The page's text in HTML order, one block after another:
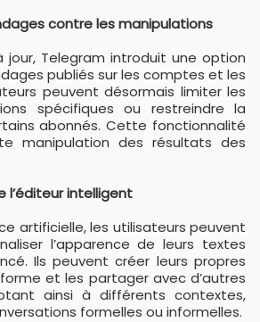
contre les manipulations
Telegram introduit une option
publiés sur les comptes et les
peuvent désormais limiter les
spécifiques ou restreindre la
abonnés. Cette fonctionnalité
manipulation des résultats des
l’éditeur intelligent
artificielle, les utilisateurs peuvent
l’apparence de leurs textes
Ils peuvent créer leurs propres
et les partager avec d’autres
ainsi à différents contextes,
formelles ou informelles.